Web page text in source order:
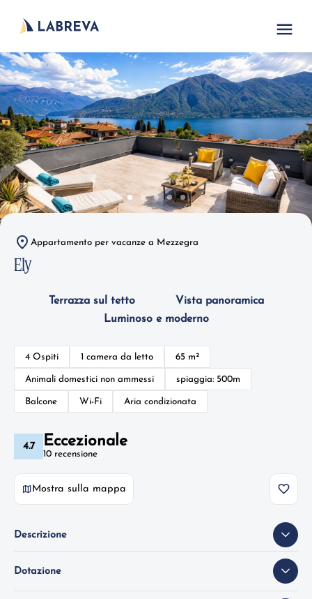
Appartamento per vacanze a Mezzegra
Ely
Terrazza sul tetto
Vista panoramica
Luminoso e moderno
4 Ospiti 1 camera da letto 65 m²
Animali domestici non ammessi spiaggia: 500m
Balcone Wi-Fi Aria condizionata
4.7 Eccezionale
10 recensione
Mostra sulla mappa
Descrizione
Dotazione